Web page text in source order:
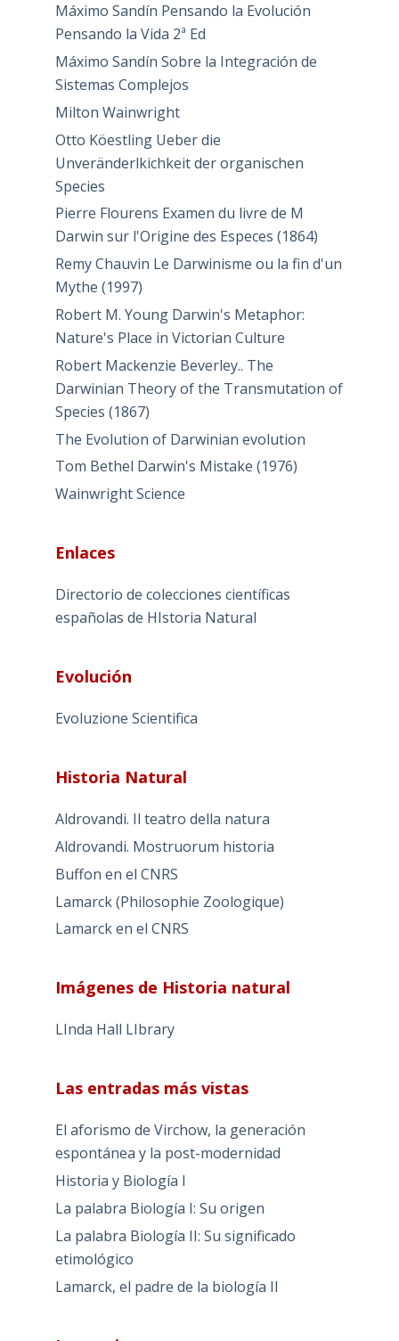
Máximo Sandín Pensando la Evolución
Pensando la Vida 2ª Ed
Máximo Sandín Sobre la Integración de
Sistemas Complejos
Milton Wainwright
Otto Köestling Ueber die
Unveränderlkichkeit der organischen
Species
Pierre Flourens Examen du livre de M
Darwin sur l'Origine des Especes (1864)
Remy Chauvin Le Darwinisme ou la fin d'un
Mythe (1997)
Robert M. Young Darwin's Metaphor:
Nature's Place in Victorian Culture
Robert Mackenzie Beverley.. The
Darwinian Theory of the Transmutation of
Species (1867)
The Evolution of Darwinian evolution
Tom Bethel Darwin's Mistake (1976)
Wainwright Science
Enlaces
Directorio de colecciones científicas
españolas de HIstoria Natural
Evolución
Evoluzione Scientifica
Historia Natural
Aldrovandi. Il teatro della natura
Aldrovandi. Mostruorum historia
Buffon en el CNRS
Lamarck (Philosophie Zoologique)
Lamarck en el CNRS
Imágenes de Historia natural
LInda Hall LIbrary
Las entradas más vistas
El aforismo de Virchow, la generación
espontánea y la post-modernidad
Historia y Biología I
La palabra Biología I: Su origen
La palabra Biología II: Su significado
etimológico
Lamarck, el padre de la biología II